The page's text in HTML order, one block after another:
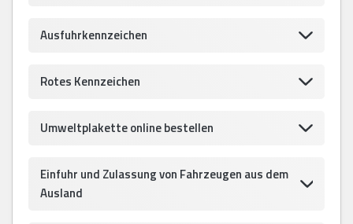
Ausfuhrkennzeichen
Rotes Kennzeichen
Umweltplakette online bestellen
Einfuhr und Zulassung von Fahrzeugen aus dem
Ausland